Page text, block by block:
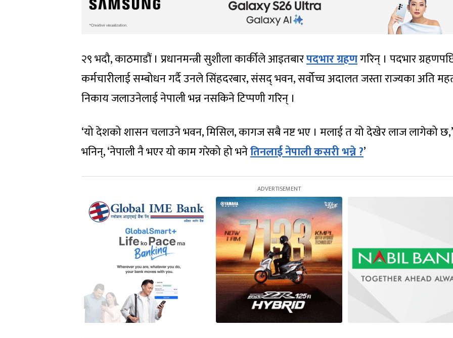
२९ भदौ, काठमाडौं । प्रधानमन्त्री सुशीला कार्कीले आइतबारपदभार ग्रहणगरिन् । पदभार
कर्मचारीलाई सम्बोधन गर्दै उनले सिंहदरबार, संसद् भवन, सर्वोच्च अदालत जस्ता राज्यका अति
निकाय जलाउनेलाई नेपाली भन्न नसकिने टिप्पणी गरिन् ।
‘यो देशको शासन चलाउने भवन, मिसिल, कागज सबै नष्ट भए । मलाई त यो देखेर लाज लागेको
भनिन्, ‘नेपाली नै भएर यो काम गरेको हो भनेतिनलाई नेपाली कसरी भन्ने ?’